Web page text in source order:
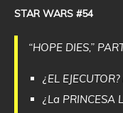
STAR WARS #54
“HOPE DIES,”
¿EL
¿La PRINCESA